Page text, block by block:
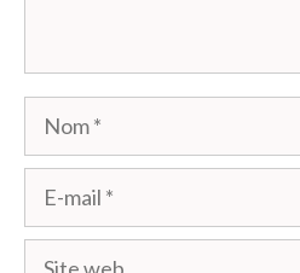
Nom
mail
Site